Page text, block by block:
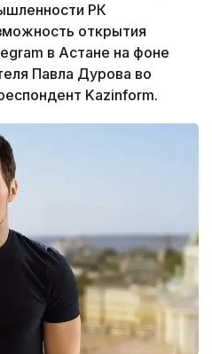
РК
открытия
в Астане на фоне
Павла Дурова во
Kazinform.